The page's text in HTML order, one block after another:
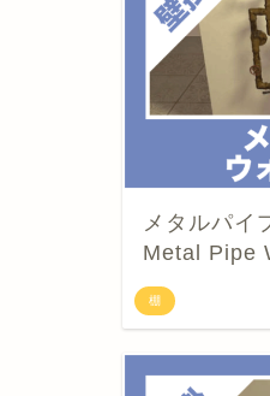
棚
メタルパイ
Metal Pipe